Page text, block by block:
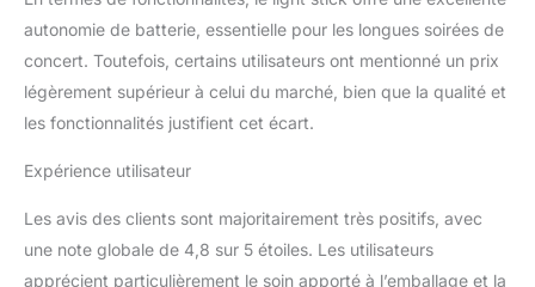
autonomie de batterie, essentielle pour les longues soirées de
concert. Toutefois, certains utilisateurs ont mentionné un prix
légèrement supérieur à celui du marché, bien que la qualité et
les fonctionnalités justifient cet écart.
Expérience utilisateur
Les avis des clients sont majoritairement très positifs, avec
une note globale de 4,8 sur 5 étoiles. Les utilisateurs
apprécient particulièrement le soin apporté à l’emballage et la